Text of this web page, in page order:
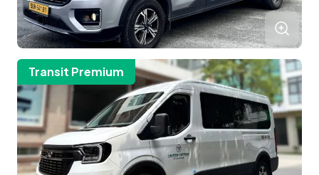
Transit Premium